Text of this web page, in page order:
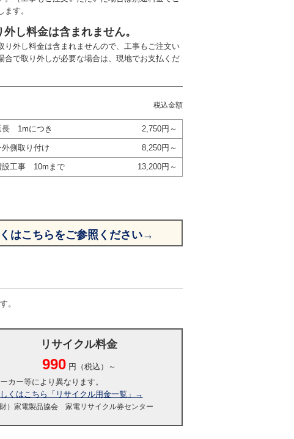
ます。
し料金は含まれません。
り外し料金は含まれませんので、工事もご注文い
合で取り外しが必要な場合は、現地でお支払くだ
税込金額
長 1mにつき 2,750円～
側取り付け 8,250円～
設工事 10mまで 13,200円～
はこちらをご参照ください→
。
リサイクル料金
990円（税込）～
カー等により異なります。
くはこちら「リサイクル用金一覧」→
財）家電製品協会 家電リサイクル券センター